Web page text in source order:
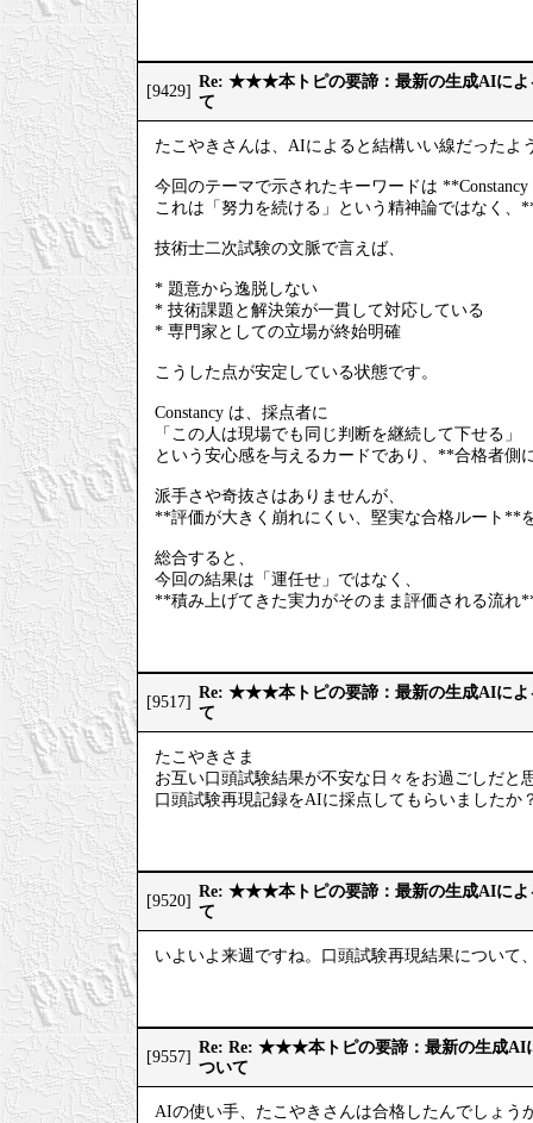
[9429]
Re: ★★★本トピの要諦：最新の生成AIによ
て
たこやきさんは、AIによると結構いい線だったよ
今回のテーマで示されたキーワードは
これは「努力を続ける」という精神論ではなく
技術士二次試験の文脈で言えば、
* 題意から逸脱しない
* 技術課題と解決策が一貫して対応している
* 専門家としての立場が終始明確
こうした点が安定している状態です。
Constancy は、採点者に
「この人は現場でも同じ判断を継続して下せる」
という安心感を与えるカードであり、**合格者側
派手さや奇抜さはありませんが、
**評価が大きく崩れにくい、堅実な合格ルート**
総合すると、
今回の結果は「運任せ」ではなく、
**積み上げてきた実力がそのまま評価される流れ
[9517]
Re: ★★★本トピの要諦：最新の生成AIによ
て
たこやきさま
お互い口頭試験結果が不安な日々をお過ごしだと
口頭試験再現記録をAIに採点してもらいましたか
[9520]
Re: ★★★本トピの要諦：最新の生成AIによ
て
いよいよ来週ですね。口頭試験再現結果につい
[9557]
Re: Re: ★★★本トピの要諦：最新の生成AI
ついて
AIの使い手、たこやきさんは合格したんでしょう